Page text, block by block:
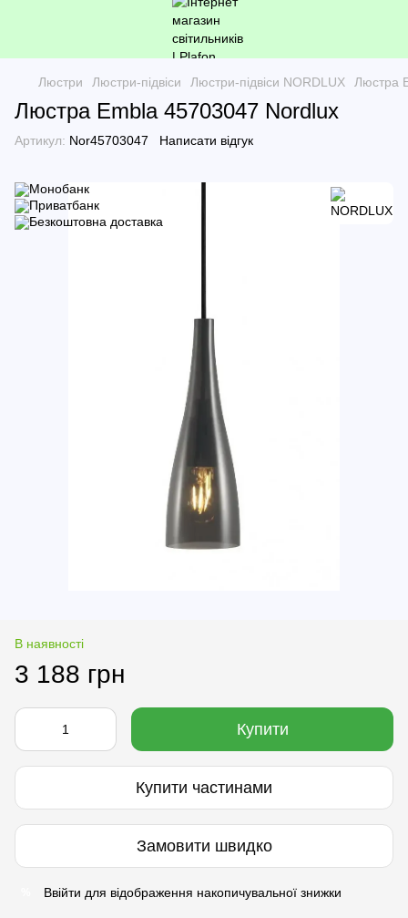
Люстри Люстри-підвіси Люстри-підвіси NORDLUX Люстра
Люстра Embla 45703047 Nordlux
Артикул: Nor45703047 Написати відгук
В наявності
3 188 грн
Купити
Купити частинами
Замовити швидко
Ввійти для відображення накопичувальної знижки